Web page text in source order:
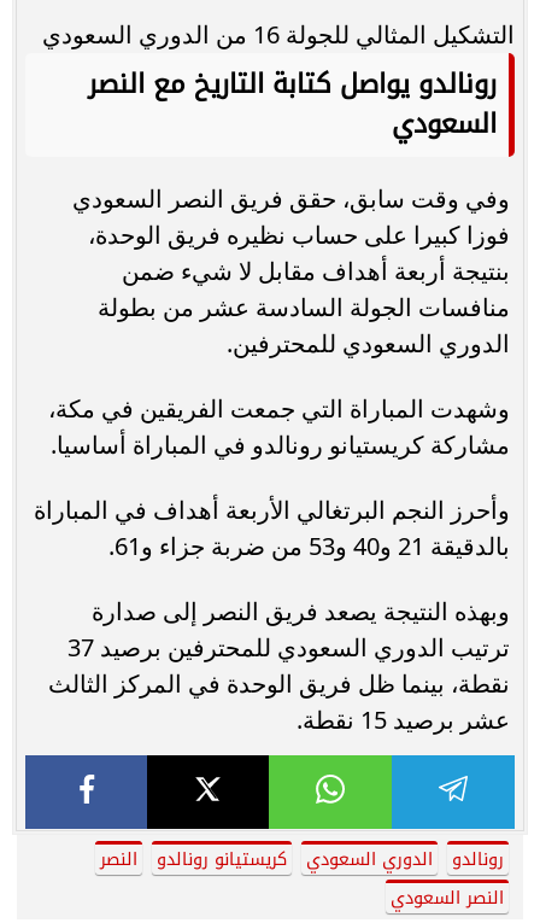
التشكيل المثالي للجولة 16 من الدوري السعودي
رونالدو يواصل كتابة التاريخ مع النصر
السعودي
وفي وقت سابق، حقق فريق النصر السعودي
فوزا كبيرا على حساب نظيره فريق الوحدة،
بنتيجة أربعة أهداف مقابل لا شيء ضمن
منافسات الجولة السادسة عشر من بطولة
الدوري السعودي للمحترفين.
وشهدت المباراة التي جمعت الفريقين في مكة،
مشاركة كريستيانو رونالدو في المباراة أساسيا.
وأحرز النجم البرتغالي الأربعة أهداف في المباراة
بالدقيقة 21 و40 و53 من ضربة جزاء و61.
وبهذه النتيجة يصعد فريق النصر إلى صدارة
ترتيب الدوري السعودي للمحترفين برصيد 37
نقطة، بينما ظل فريق الوحدة في المركز الثالث
عشر برصيد 15 نقطة.
رونالدو الدوري السعودي كريستيانو رونالدو
النصر
النصر السعودي